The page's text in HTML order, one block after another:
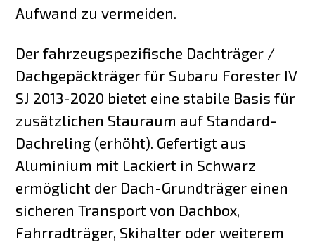
Aufwand zu vermeiden.
Der fahrzeugspezifische Dachträger /
Dachgepäckträger für Subaru Forester IV
SJ 2013-2020 bietet eine stabile Basis für
zusätzlichen Stauraum auf Standard-
Dachreling (erhöht). Gefertigt aus
Aluminium mit Lackiert in Schwarz
ermöglicht der Dach-Grundträger einen
sicheren Transport von Dachbox,
Fahrradträger, Skihalter oder weiterem